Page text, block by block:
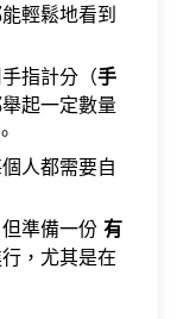
輕鬆地看到
指計分（手
起一定數量
人都需要自
準備一份 有
，尤其是在